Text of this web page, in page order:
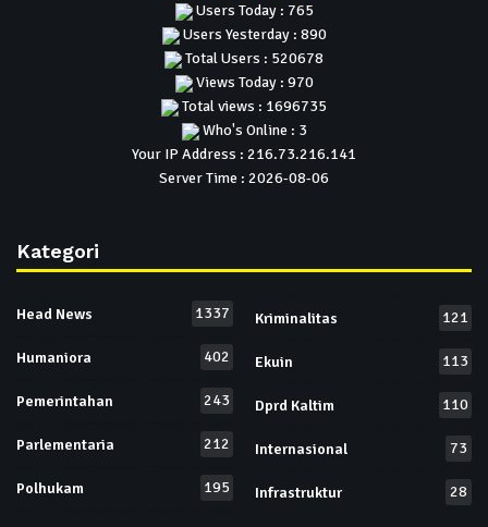
Users Today : 765
Users Yesterday : 890
Total Users : 520678
Views Today : 970
Total views : 1696735
Who's Online : 3
Your IP Address : 216.73.216.141
Server Time : 2026-08-06
Kategori
Head News 1337
Humaniora 402
Pemerintahan 243
Parlementaria 212
Polhukam 195
Kriminalitas 121
Ekuin 113
Dprd Kaltim 110
Internasional 73
Infrastruktur 28